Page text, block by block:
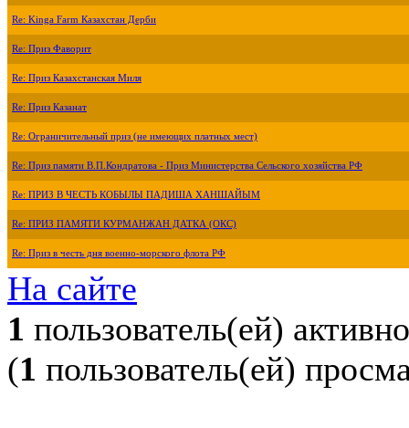
Re: Kinga Farm Казахстан Дерби
Re: Приз Фаворит
Re: Приз Казахстанская Миля
Re: Приз Казанат
Re: Ограничительный приз (не имеющих платных мест)
Re: Приз памяти В.П.Кондратова - Приз Министерства Сельского хозяйства РФ
Re: ПРИЗ В ЧЕСТЬ КОБЫЛЫ ПАДИША ХАНШАЙЫМ
Re: ПРИЗ ПАМЯТИ КУРМАНЖАН ДАТКА (ОКС)
Re: Приз в честь дня военно-морского флота РФ
На сайте
1 пользователь(ей) активно
(1 пользователь(ей)